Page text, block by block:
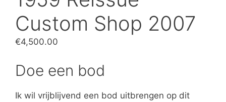
Custom Shop 2007
€4,500.00
Doe een bod
Ik wil vrijblijvend een bod uitbrengen op dit